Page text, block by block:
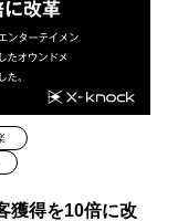
獲得を10倍に改